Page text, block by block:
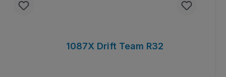
1087X Drift Team R32